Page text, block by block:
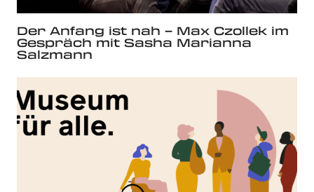
Der Anfang ist nah – Max Czollek im
Gespräch mit Sasha Marianna
Salzmann